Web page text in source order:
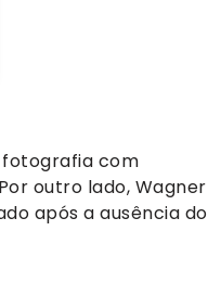
fotografia com
outro lado, Wagner
após a ausência do